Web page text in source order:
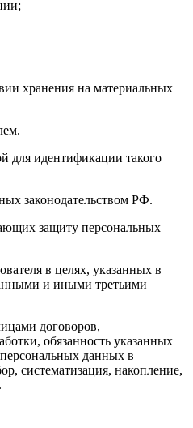
хранения на материальных
идентификации такого
законодательством РФ.
защиту персональных
в целях, указанных в
и иными третьими
договоров,
обязанность указанных
данных в
систематизация, накопление,